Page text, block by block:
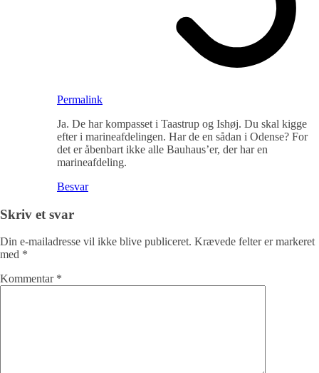
Permalink
Ja. De har kompasset i Taastrup og Ishøj. Du skal kigge
efter i marineafdelingen. Har de en sådan i Odense? For
det er åbenbart ikke alle Bauhaus’er, der har en
marineafdeling.
Besvar
Skriv et svar
Din e-mailadresse vil ikke blive publiceret. Krævede felter er markeret
med *
Kommentar *